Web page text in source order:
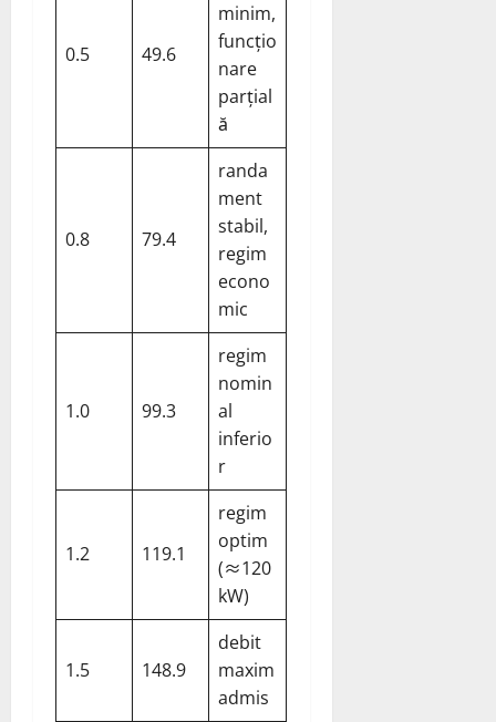
0.5 49.6
minim,
funcțio
nare
parțial
ă
0.8 79.4
randa
ment
stabil,
regim
econo
mic
1.0 99.3
regim
nomin
al
inferio
r
1.2 119.1
regim
optim
(≈120
kW)
1.5 148.9
debit
maxim
admis